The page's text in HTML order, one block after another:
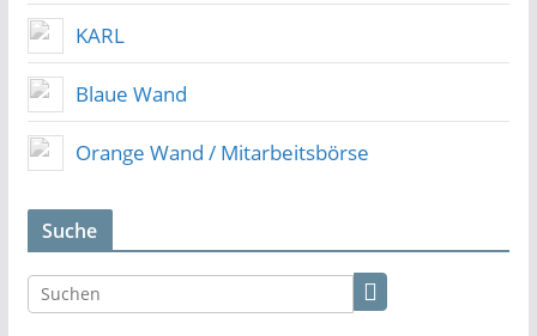
KARL
Blaue Wand
Orange Wand / Mitarbeitsbörse
Suche